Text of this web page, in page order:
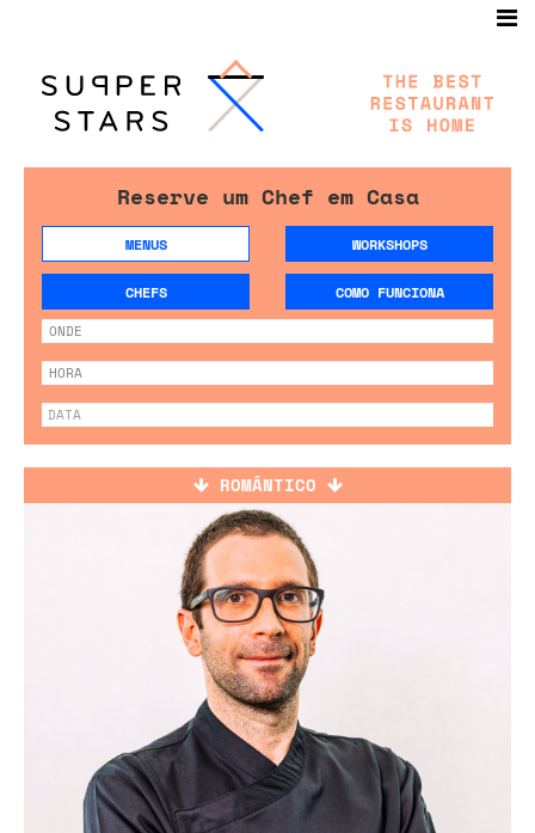
Reserve um Chef em Casa
MENUS WORKSHOPS
CHEFS COMO FUNCIONA
ROMÂNTICO